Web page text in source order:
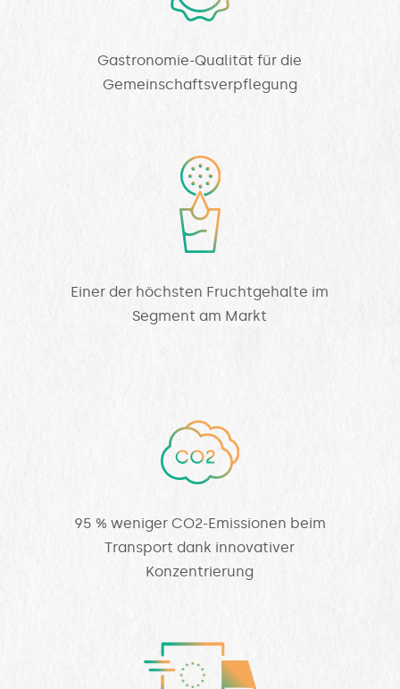
Gastronomie-Qualität für die
Gemeinschaftsverpflegung
Einer der höchsten Fruchtgehalte im
Segment am Markt
95 % weniger CO2-Emissionen beim
Transport dank innovativer
Konzentrierung